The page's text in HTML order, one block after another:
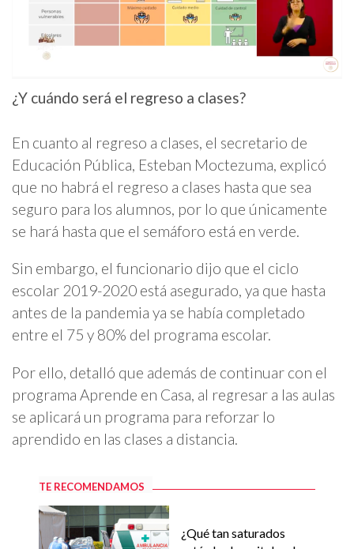
¿Y cuándo será el regreso a clases?
En cuanto al regreso a clases, el secretario de
Educación Pública, Esteban Moctezuma, explicó
que no habrá el regreso a clases hasta que sea
seguro para los alumnos, por lo que únicamente
se hará hasta que el semáforo está en verde.
Sin embargo, el funcionario dijo que el ciclo
escolar 2019-2020 está asegurado, ya que hasta
antes de la pandemia ya se había completado
entre el 75 y 80% del programa escolar.
Por ello, detalló que además de continuar con el
programa Aprende en Casa, al regresar a las aulas
se aplicará un programa para reforzar lo
aprendido en las clases a distancia.
TE RECOMENDAMOS
¿Qué tan saturados